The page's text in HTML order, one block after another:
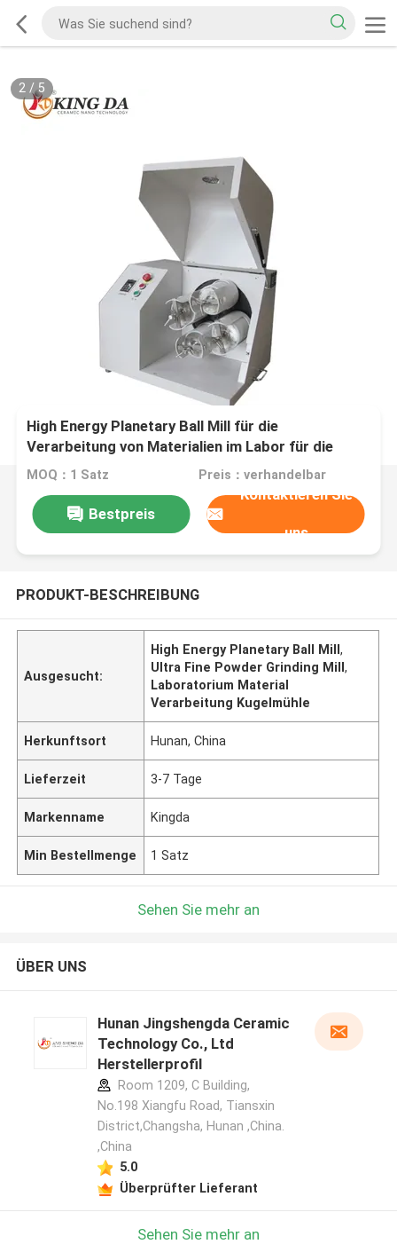
2/5
High Energy Planetary Ball Mill für die
Verarbeitung von Materialien im Labor für die
Ultrafeinpulverschleifung
MOQ：1 Satz Preis：verhandelbar
Bestpreis
Kontaktieren Sie
uns
PRODUKT-BESCHREIBUNG
Ausgesucht:
High Energy Planetary Ball Mill,
Ultra Fine Powder Grinding Mill,
Laboratorium Material
Verarbeitung Kugelmühle
Herkunftsort Hunan, China
Lieferzeit 3-7 Tage
Markenname Kingda
Min Bestellmenge 1 Satz
Sehen Sie mehr an
ÜBER UNS
Hunan Jingshengda Ceramic
Technology Co., Ltd
Herstellerprofil
Room 1209, C Building,
No.198 Xiangfu Road, Tiansxin
District,Changsha, Hunan ,China.
,China
5.0
Überprüfter Lieferant
Sehen Sie mehr an